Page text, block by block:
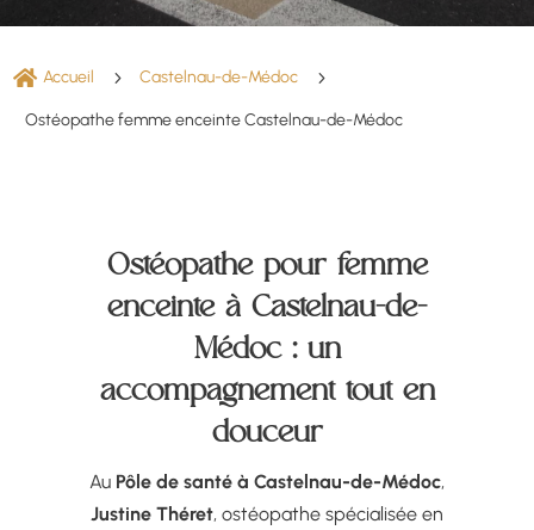
 Accueil 5 Castelnau-de-Médoc 5
Ostéopathe femme enceinte Castelnau-de-Médoc
Ostéopathe pour femme
enceinte à Castelnau-de-
Médoc : un
accompagnement tout en
douceur
Au Pôle de santé à Castelnau-de-Médoc,
Justine Théret, ostéopathe spécialisée en